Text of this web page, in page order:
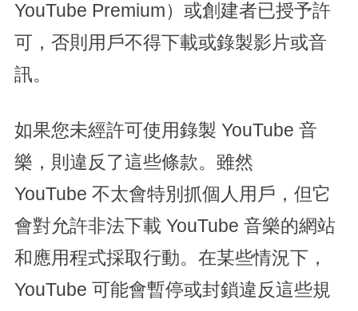
YouTube Premium）或創建者已授予許
可，否則用戶不得下載或錄製影片或音
訊。
如果您未經許可使用錄製 YouTube 音
樂，則違反了這些條款。雖然
YouTube 不太會特別抓個人用戶，但它
會對允許非法下載 YouTube 音樂的網站
和應用程式採取行動。在某些情況下，
YouTube 可能會暫停或封鎖違反這些規